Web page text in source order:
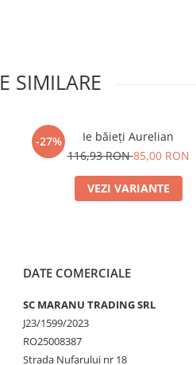
SIMILARE
-27%
Ie băieți Aurelian
116,93 RON85,00 RON
VEZI VARIANTE
DATE COMERCIALE
SC MARANU TRADING SRL
J23/1599/2023
RO25008387
Strada Nufarului nr 18